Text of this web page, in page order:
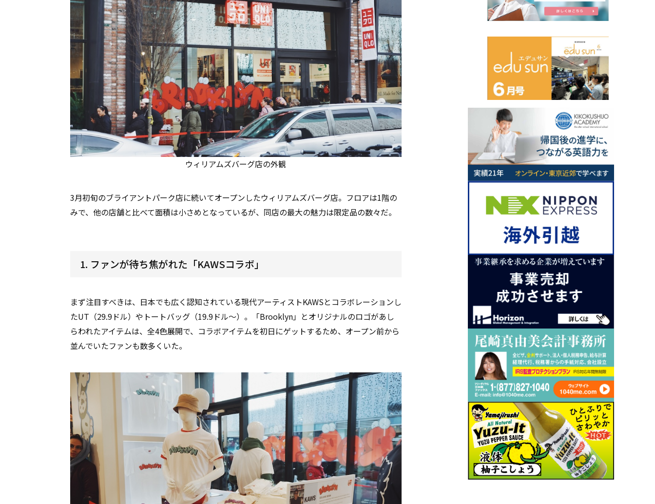
ウィリアムズバーグ店の外観
3月初旬のブライアントパーク店に続いてオープンしたウィリアムズバーグ店。フロアは1階の
みで、他の店舗と比べて面積は小さめとなっているが、同店の最大の魅力は限定品の数々だ。
1. ファンが待ち焦がれた「KAWSコラボ」
まず注目すべきは、日本でも広く認知されている現代アーティストKAWSとコラボレーションし
たUT（29.9ドル）やトートバッグ（19.9ドル〜）。「Brooklyn」とオリジナルのロゴがあし
らわれたアイテムは、全4色展開で、コラボアイテムを初日にゲットするため、オープン前から
並んでいたファンも数多くいた。